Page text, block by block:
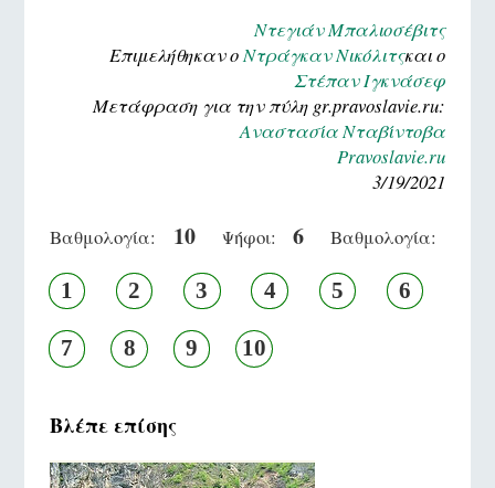
Ντεγιάν Μπαλιοσέβιτς
Επιμελήθηκαν οΝτράγκαν Νικόλιτςκαι ο
Στέπαν Ιγκνάσεφ
Μετάφραση για την πύλη gr.pravoslavie.ru:
Αναστασία Νταβίντοβα
Pravoslavie.ru
3/19/2021
Βαθμολογία: 10 Ψήφοι: 6 Βαθμολογία:
1 2 3 4 5 6
7 8 9 10
Βλέπε επίσης